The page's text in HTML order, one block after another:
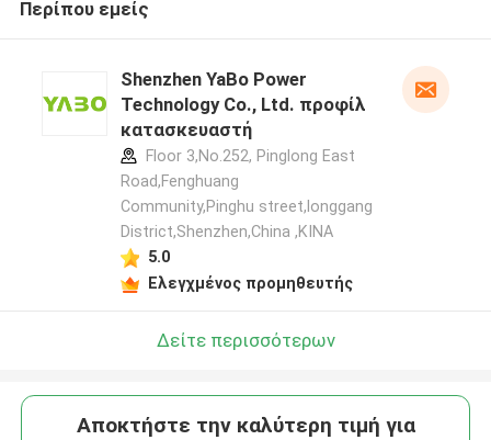
Περίπου εμείς
Shenzhen YaBo Power
Technology Co., Ltd. προφίλ
κατασκευαστή
Floor 3,No.252, Pinglong East
Road,Fenghuang
Community,Pinghu street,longgang
District,Shenzhen,China ,ΚΙΝΑ
5.0
Ελεγχμένος προμηθευτής
Δείτε περισσότερων
Αποκτήστε την καλύτερη τιμή για